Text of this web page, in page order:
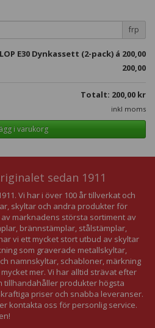
frp
E30 Dynkassett (2-pack) á 200,00
200,00
Totalt: 200,00 kr
inkl moms
i varukorg
sedan 1911
Vi har i över 100 år tillverkat och
skyltar och andra produkter för
marknadens största sortiment av
brännstämplar, stålstämplar,
vi ett mycket stort utbud av skyltar
som graverade metallskyltar,
namnskyltar, schabloner, märkning
mer. Vi har alltid strävat efter
tillhandahåller produkter högsta
priser och snabba leveranser.
kontakta oss för personlig service.